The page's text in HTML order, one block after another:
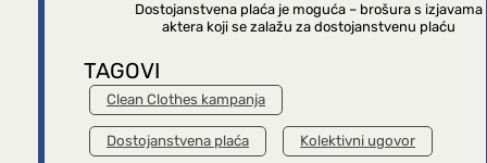
Dostojanstvena plaća je moguća – brošura s izjavama
aktera koji se zalažu za dostojanstvenu plaću
TAGOVI
Clean Clothes kampanja
Dostojanstvena plaća Kolektivni ugovor